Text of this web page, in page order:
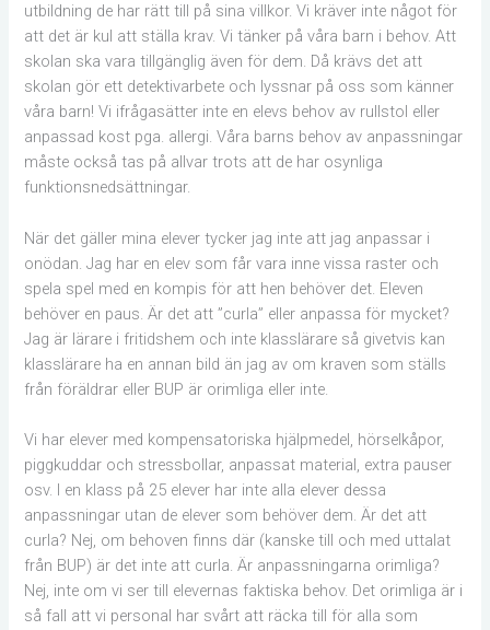
utbildning de har rätt till på sina villkor. Vi kräver inte något för
att det är kul att ställa krav. Vi tänker på våra barn i behov. Att
skolan ska vara tillgänglig även för dem. Då krävs det att
skolan gör ett detektivarbete och lyssnar på oss som känner
våra barn! Vi ifrågasätter inte en elevs behov av rullstol eller
anpassad kost pga. allergi. Våra barns behov av anpassningar
måste också tas på allvar trots att de har osynliga
funktionsnedsättningar.
När det gäller mina elever tycker jag inte att jag anpassar i
onödan. Jag har en elev som får vara inne vissa raster och
spela spel med en kompis för att hen behöver det. Eleven
behöver en paus. Är det att ”curla” eller anpassa för mycket?
Jag är lärare i fritidshem och inte klasslärare så givetvis kan
klasslärare ha en annan bild än jag av om kraven som ställs
från föräldrar eller BUP är orimliga eller inte.
Vi har elever med kompensatoriska hjälpmedel, hörselkåpor,
piggkuddar och stressbollar, anpassat material, extra pauser
osv. I en klass på 25 elever har inte alla elever dessa
anpassningar utan de elever som behöver dem. Är det att
curla? Nej, om behoven finns där (kanske till och med uttalat
från BUP) är det inte att curla. Är anpassningarna orimliga?
Nej, inte om vi ser till elevernas faktiska behov. Det orimliga är i
så fall att vi personal har svårt att räcka till för alla som